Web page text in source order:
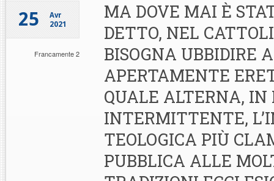
25
Avr
2021
Francamente 2
MA DOVE MAI È
DETTO, NEL
BISOGNA UBBIDIRE
APERTAMENTE
QUALE ALTERNA, IN
INTERMITTENTE,
TEOLOGICA PIÙ
PUBBLICA ALLE